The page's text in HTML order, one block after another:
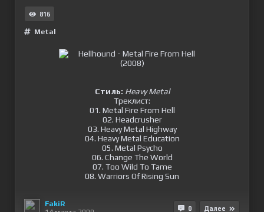
816
Metal
Стиль: Heavy Metal
Треклист:
01. Metal Fire From Hell
02. Headcrusher
03. Heavy Metal Highway
04. Heavy Metal Education
05. Metal Psycho
06. Change The World
07. Too Wild To Tame
08. Warriors Of Rising Sun
FakiR
0 Далее